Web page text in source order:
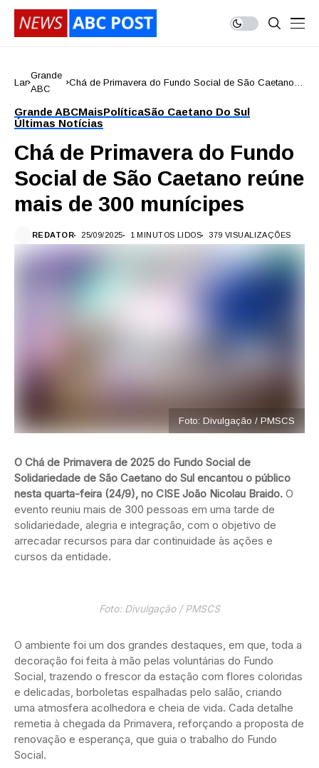
Lar
Grande
ABC
Chá de Primavera do Fundo Social de São Caetano
Grande ABCMaisPolíticaSão Caetano Do Sul
Últimas Notícias
Chá de Primavera do Fundo
Social de São Caetano reúne
mais de 300 munícipes
REDATOR 25/09/2025 1 MINUTOS LIDOS 379 VISUALIZAÇÕES
Foto: Divulgação / PMSCS
O Chá de Primavera de 2025 do Fundo Social de
Solidariedade de São Caetano do Sul encantou o público
nesta quarta-feira (24/9), no CISE João Nicolau Braido. O
evento reuniu mais de 300 pessoas em uma tarde de
solidariedade, alegria e integração, com o objetivo de
arrecadar recursos para dar continuidade às ações e
cursos da entidade.
Foto: Divulgação / PMSCS
O ambiente foi um dos grandes destaques, em que, toda a
decoração foi feita à mão pelas voluntárias do Fundo
Social, trazendo o frescor da estação com flores coloridas
e delicadas, borboletas espalhadas pelo salão, criando
uma atmosfera acolhedora e cheia de vida. Cada detalhe
remetia à chegada da Primavera, reforçando a proposta de
renovação e esperança, que guia o trabalho do Fundo
Social.